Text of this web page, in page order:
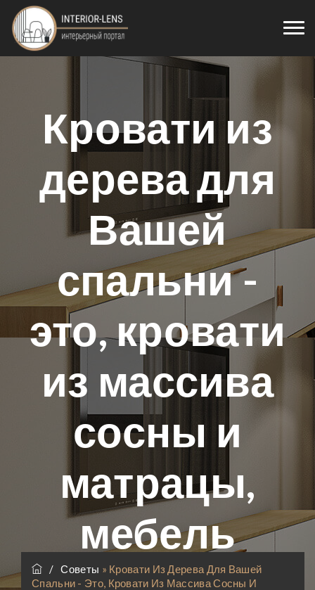
Кровати из
дерева для
Вашей
спальни -
это, кровати
из массива
сосны и
матрацы,
мебель
/ Советы » Кровати Из Дерева Для Вашей
Спальни - Это, Кровати Из Массива Сосны И